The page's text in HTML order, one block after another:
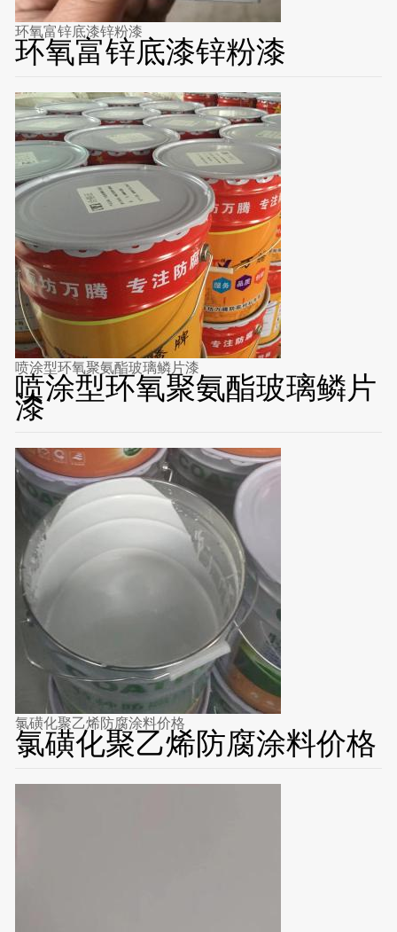
环氧富锌底漆锌粉漆
环氧富锌底漆锌粉漆
喷涂型环氧聚氨酯玻璃鳞片漆
喷涂型环氧聚氨酯玻璃鳞片
漆
氯磺化聚乙烯防腐涂料价格
氯磺化聚乙烯防腐涂料价格